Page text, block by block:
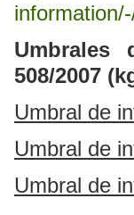
Umbrales
508/2007
Umbral de
Umbral de
Umbral de